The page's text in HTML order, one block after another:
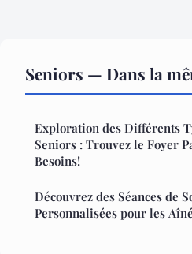
Seniors — Dans la
Exploration des Différents
Seniors : Trouvez le Foyer
Besoins!
Découvrez des Séances de
Personnalisées pour les